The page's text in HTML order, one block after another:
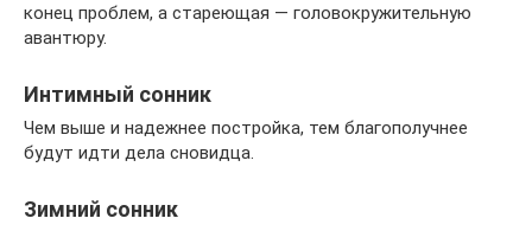
конец проблем, а стареющая — головокружительную
авантюру.
Интимный сонник
Чем выше и надежнее постройка, тем благополучнее
будут идти дела сновидца.
Зимний сонник